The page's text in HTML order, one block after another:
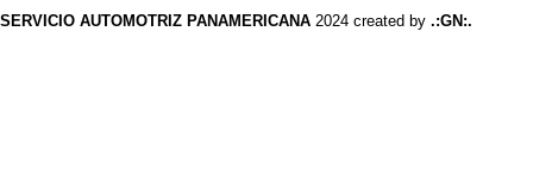
SERVICIO AUTOMOTRIZ PANAMERICANA 2024 created by .:GN:.